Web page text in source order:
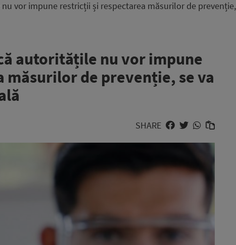
vor impune restricții și respectarea măsurilor de
autoritățile nu vor impune
de prevenție, se va
SHARE